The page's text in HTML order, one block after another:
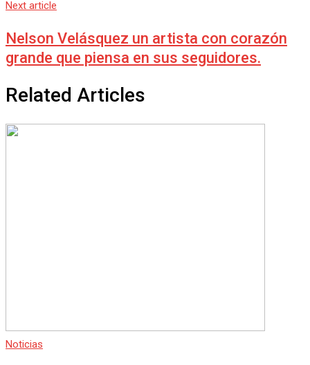
Next article
Nelson Velásquez un artista con corazón
grande que piensa en sus seguidores.
Related Articles
Noticias